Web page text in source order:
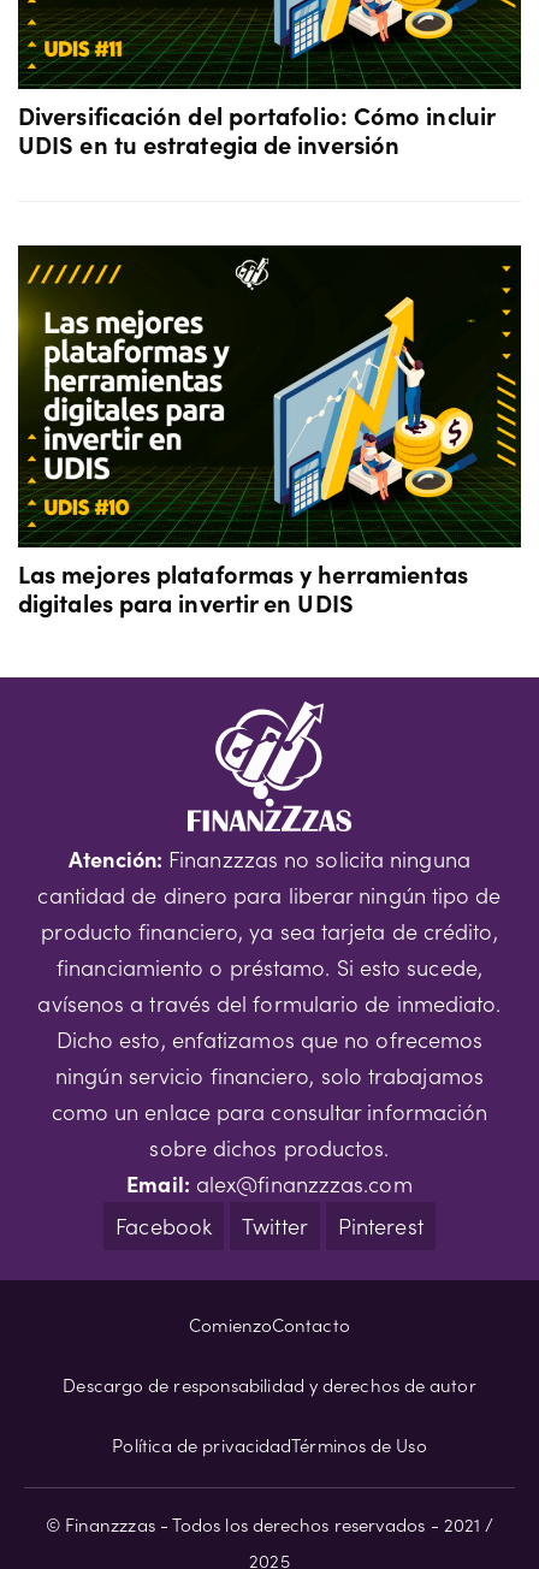
Diversificación del portafolio: Cómo incluir
UDIS en tu estrategia de inversión
Las mejores plataformas y herramientas
digitales para invertir en UDIS
Atención: Finanzzzas no solicita ninguna
cantidad de dinero para liberar ningún tipo de
producto financiero, ya sea tarjeta de crédito,
financiamiento o préstamo. Si esto sucede,
avísenos a través del formulario de inmediato.
Dicho esto, enfatizamos que no ofrecemos
ningún servicio financiero, solo trabajamos
como un enlace para consultar información
sobre dichos productos.
Email: alex@finanzzzas.com
Facebook
Twitter Pinterest
© Finanzzzas - Todos los derechos reservados - 2021 /
2025
ComienzoContacto
Descargo de responsabilidad y derechos de autor
Política de privacidadTérminos de Uso